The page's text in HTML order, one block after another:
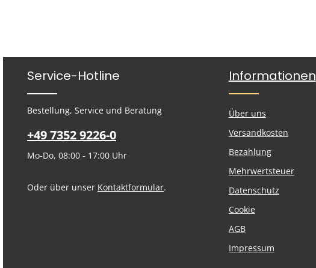
Service-Hotline
Bestellung, Service und Beratung
+49 7352 9226-0
Mo-Do, 08:00 - 17:00 Uhr
Oder über unser Kontaktformular.
Informationen
Über uns
Versandkosten
Bezahlung
Mehrwertsteuer
Datenschutz
Cookie
AGB
Impressum